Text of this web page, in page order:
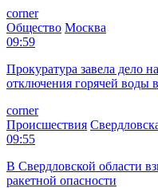
corner
Общество Москва
09:59
Прокуратура завела дело
отключения горячей воды
corner
Происшествия
09:55
В Свердловской области
ракетной опасности